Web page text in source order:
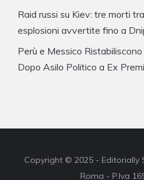
Raid russi su Kiev: tre morti
esplosioni avvertite fino a
Perù e Messico
Dopo Asilo Politico a Ex
Copyright © 2025 - Editorially
Roma - P.Iva